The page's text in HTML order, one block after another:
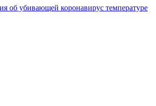
об убивающей коронавирус температуре